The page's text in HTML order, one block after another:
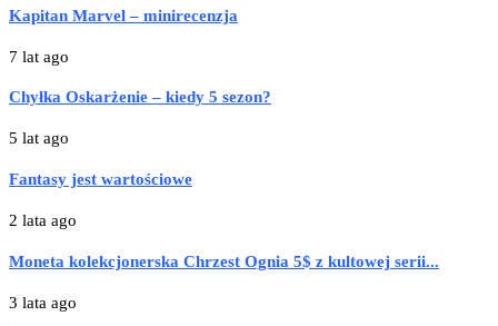
Kapitan Marvel – minirecenzja
7 lat ago
Chyłka Oskarżenie – kiedy 5 sezon?
5 lat ago
Fantasy jest wartościowe
2 lata ago
Moneta kolekcjonerska Chrzest Ognia 5$ z kultowej serii...
3 lata ago